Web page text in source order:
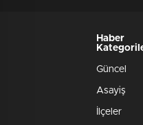
Haber
Güncel
Asayiş
İlçeler